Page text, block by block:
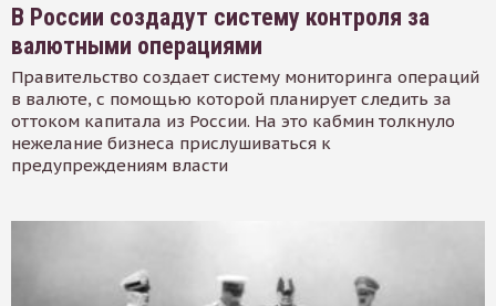
В России создадут систему контроля за
валютными операциями
Правительство создает систему мониторинга операций
в валюте, с помощью которой планирует следить за
оттоком капитала из России. На это кабмин толкнуло
нежелание бизнеса прислушиваться к
предупреждениям власти